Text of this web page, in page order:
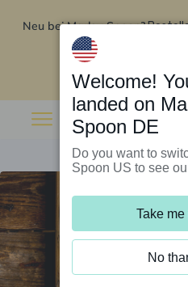
Neu bei Marley Spoon?
Rabatt auf deine
Welcome!
landed on
Spoon DE
Do you want to
Spoon US to see
Take me
No